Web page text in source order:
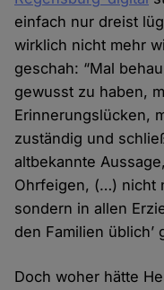
einfach nur dreist
wirklich nicht mehr
geschah: “Mal
gewusst zu haben,
Erinnerungslücken,
zuständig und
altbekannte
Ohrfeigen, (…) nicht
sondern in allen
den Familien üblich’
Doch woher hätte